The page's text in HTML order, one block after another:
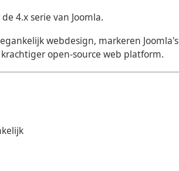
4.x serie van Joomla.
webdesign, markeren Joomla's
open-source web platform.